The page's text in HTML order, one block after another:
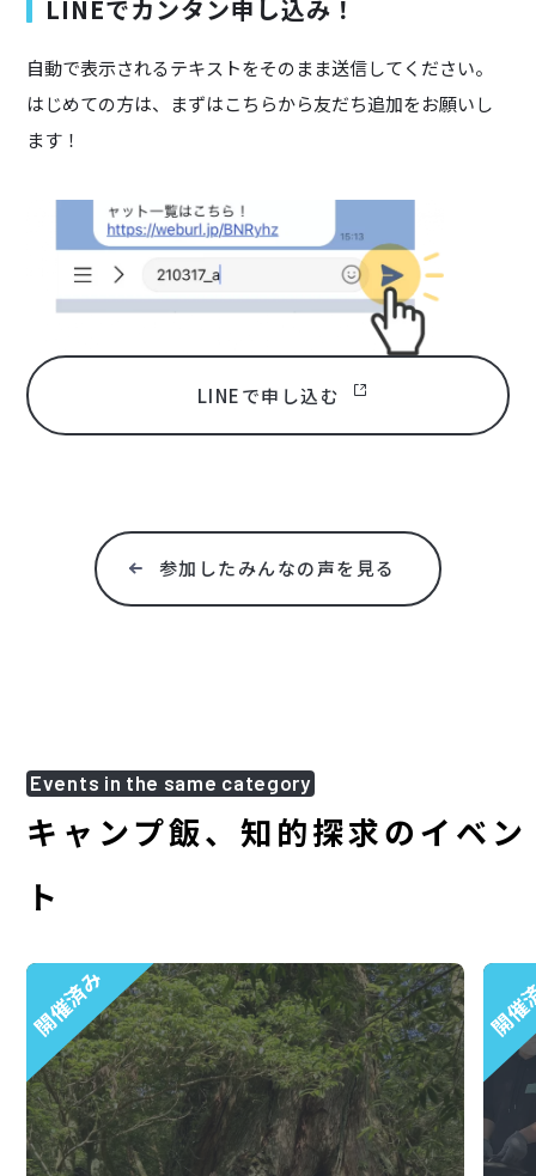
LINEでカンタン申し込み！
自動で表示されるテキストをそのまま送信してください。
はじめての方は、まずはこちらから友だち追加をお願いし
ます！
LINEで申し込む
参加したみんなの声を見る
Events in the same category
キャンプ飯、知的探求のイベン
ト
開催済み 開